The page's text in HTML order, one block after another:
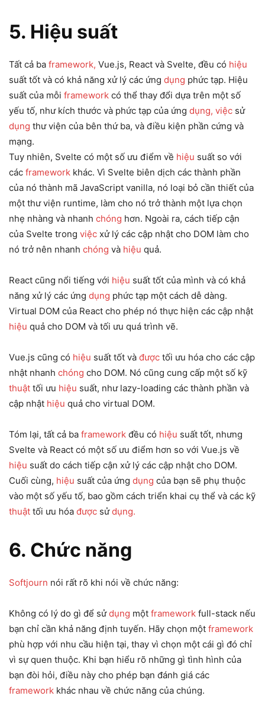
5. Hiệu suất
Tất cả ba framework, Vue.js, React và Svelte, đều có hiệu
suất tốt và có khả năng xử lý các ứng dụng phức tạp. Hiệu
suất của mỗi framework có thể thay đổi dựa trên một số
yếu tố, như kích thước và phức tạp của ứng dụng, việc sử
dụng thư viện của bên thứ ba, và điều kiện phần cứng và
mạng.
Tuy nhiên, Svelte có một số ưu điểm về hiệu suất so với
các framework khác. Vì Svelte biên dịch các thành phần
của nó thành mã JavaScript vanilla, nó loại bỏ cần thiết của
một thư viện runtime, làm cho nó trở thành một lựa chọn
nhẹ nhàng và nhanh chóng hơn. Ngoài ra, cách tiếp cận
của Svelte trong việc xử lý các cập nhật cho DOM làm cho
nó trở nên nhanh chóng và hiệu quả.
React cũng nổi tiếng với hiệu suất tốt của mình và có khả
năng xử lý các ứng dụng phức tạp một cách dễ dàng.
Virtual DOM của React cho phép nó thực hiện các cập nhật
hiệu quả cho DOM và tối ưu quá trình vẽ.
Vue.js cũng có hiệu suất tốt và được tối ưu hóa cho các cập
nhật nhanh chóng cho DOM. Nó cũng cung cấp một số kỹ
thuật tối ưu hiệu suất, như lazy-loading các thành phần và
cập nhật hiệu quả cho virtual DOM.
Tóm lại, tất cả ba framework đều có hiệu suất tốt, nhưng
Svelte và React có một số ưu điểm hơn so với Vue.js về
hiệu suất do cách tiếp cận xử lý các cập nhật cho DOM.
Cuối cùng, hiệu suất của ứng dụng của bạn sẽ phụ thuộc
vào một số yếu tố, bao gồm cách triển khai cụ thể và các kỹ
thuật tối ưu hóa được sửdụng.
6. Chức năng
Softjourn nói rất rõ khi nói về chức năng:
Không có lý do gì để sửdụng một framework full-stack nếu
bạn chỉ cần khả năng định tuyến. Hãy chọn một framework
phù hợp với nhu cầu hiện tại, thay vì chọn một cái gì đó chỉ
vì sự quen thuộc. Khi bạn hiểu rõ những gì tình hình của
bạn đòi hỏi, điều này cho phép bạn đánh giá các
framework khác nhau về chức năng của chúng.